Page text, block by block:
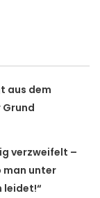
aus dem
verzweifelt –
man unter
leidet!“